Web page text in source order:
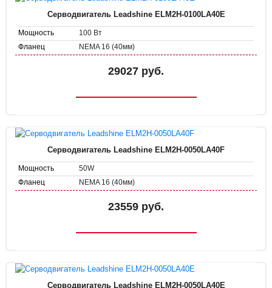
Серводвигатель Leadshine ELM2H-0100LA40E
Мощность
100 Вт
Фланец
NEMA 16 (40мм)
29027 руб.
Серводвигатель Leadshine ELM2H-0050LA40F
Мощность
50W
Фланец
NEMA 16 (40мм)
23559 руб.
Серводвигатель Leadshine ELM2H-0050LA40E